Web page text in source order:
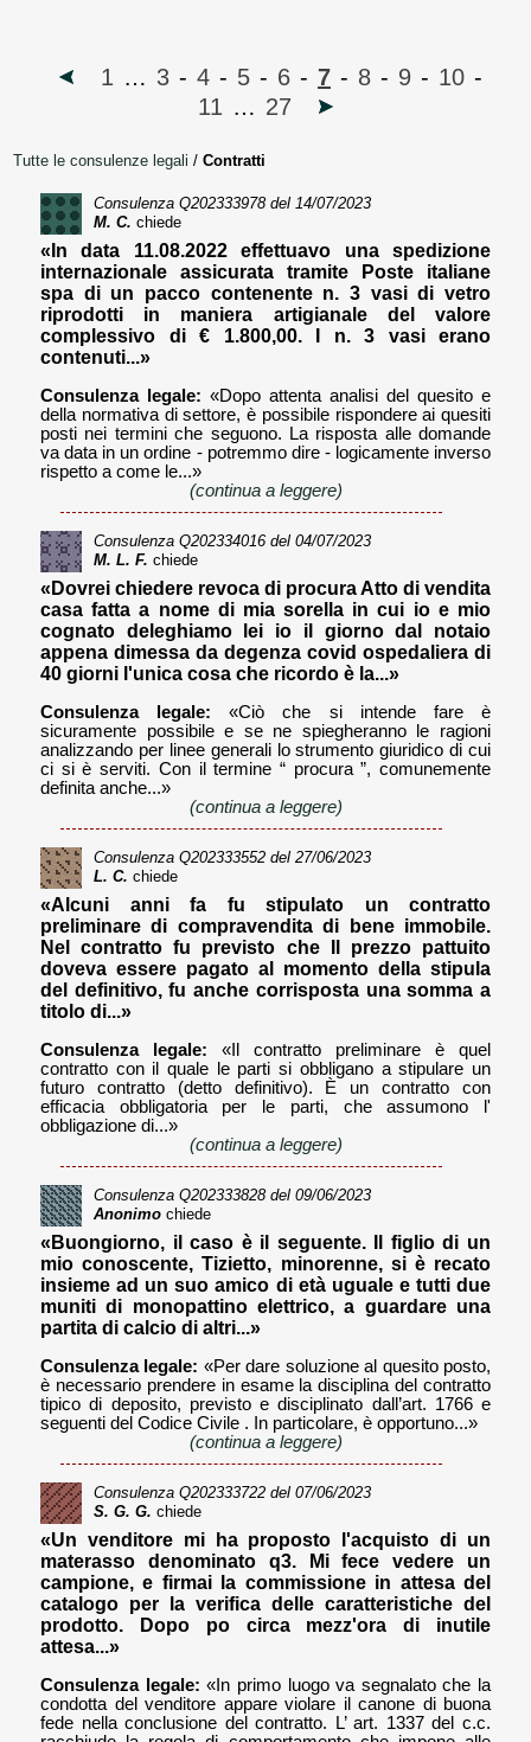
1 … 3 - 4 - 5 - 6 - 7 - 8 - 9 - 10 -
11 … 27
Tutte le consulenze legali / Contratti
Consulenza Q202333978del 14/07/2023
M. C. chiede
«In data 11.08.2022 effettuavo una spedizione
internazionale assicurata tramite Poste italiane
spa di un pacco contenente n. 3 vasi di vetro
riprodotti in maniera artigianale del valore
complessivo di € 1.800,00. I n. 3 vasi erano
contenuti...»
Consulenza legale: «Dopo attenta analisi del quesito e
della normativa di settore, è possibile rispondere ai quesiti
posti nei termini che seguono. La risposta alle domande
va data in un ordine - potremmo dire - logicamente inverso
rispetto a come le...»
(continua a leggere)
Consulenza Q202334016 del 04/07/2023
M. L. F. chiede
«Dovrei chiedere revoca di procura Atto di vendita
casa fatta a nome di mia sorella in cui io e mio
cognato deleghiamo lei io il giorno dal notaio
appena dimessa da degenza covid ospedaliera di
40 giorni l'unica cosa che ricordo è la...»
Consulenza legale: «Ciò che si intende fare è
sicuramente possibile e se ne spiegheranno le ragioni
analizzando per linee generali lo strumento giuridico di cui
ci si è serviti. Con il termine “ procura ”, comunemente
definita anche...»
(continua a leggere)
Consulenza Q202333552 del 27/06/2023
L. C. chiede
«Alcuni anni fa fu stipulato un contratto
preliminare di compravendita di bene immobile.
Nel contratto fu previsto che Il prezzo pattuito
doveva essere pagato al momento della stipula
del definitivo, fu anche corrisposta una somma a
titolo di...»
Consulenza legale: «Il contratto preliminare è quel
contratto con il quale le parti si obbligano a stipulare un
futuro contratto (detto definitivo). È un contratto con
efficacia obbligatoria per le parti, che assumono l'
obbligazione di...»
(continua a leggere)
Consulenza Q202333828del 09/06/2023
Anonimo chiede
«Buongiorno, il caso è il seguente. Il figlio di un
mio conoscente, Tizietto, minorenne, si è recato
insieme ad un suo amico di età uguale e tutti due
muniti di monopattino elettrico, a guardare una
partita di calcio di altri...»
Consulenza legale: «Per dare soluzione al quesito posto,
è necessario prendere in esame la disciplina del contratto
tipico di deposito, previsto e disciplinato dall’art. 1766 e
seguenti del Codice Civile . In particolare, è opportuno...»
(continua a leggere)
Consulenza Q202333722 del 07/06/2023
S. G. G. chiede
«Un venditore mi ha proposto l'acquisto di un
materasso denominato q3. Mi fece vedere un
campione, e firmai la commissione in attesa del
catalogo per la verifica delle caratteristiche del
prodotto. Dopo po circa mezz'ora di inutile
attesa...»
Consulenza legale: «In primo luogo va segnalato che la
condotta del venditore appare violare il canone di buona
fede nella conclusione del contratto. L’ art. 1337 del c.c.